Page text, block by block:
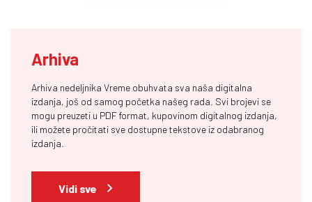
Arhiva
Arhiva nedeljnika Vreme obuhvata sva naša digitalna
izdanja, još od samog početka našeg rada. Svi brojevi se
mogu preuzeti u PDF format, kupovinom digitalnog izdanja,
ili možete pročitati sve dostupne tekstove iz odabranog
izdanja.
Vidi sve